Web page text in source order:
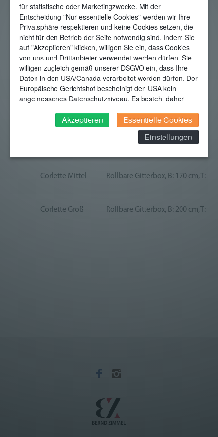
Lösung ist optimal für die dauerhafte Verwahrung ohne der
Notwendigkeit des 24-Stunden-Zutrittes. Nach
Terminabsprache ist der Zugang möglich, da die
Aufbewahrung in einem - nur für uns - zugänglichen Bereich
erfolgt. Achtung! Im Preis inbegriffen ist nur die einmalige
Ein- und Auslagerung!
Mietsache Beschreibung
Rollbare Gitterbox, B: 120 cm, T:
Corlette Mittel Rollbare Gitterbox, B: 170 cm, T:
Corlette Groß Rollbare Gitterbox, B: 200 cm, T:
für statistische oder Marketingzwecke. Mit der
Entscheidung "Nur essentielle Cookies" werden wir Ihre
Privatsphäre respektieren und keine Cookies setzen, die
nicht für den Betrieb der Seite notwendig sind. Indem Sie
auf "Akzeptieren" klicken, willigen Sie ein, dass Cookies
von uns und Drittanbieter verwendet werden dürfen. Sie
willigen zugleich gemäß unserer DSGVO ein, dass Ihre
Daten in den USA/Canada verarbeitet werden dürfen. Der
Europäische Gerichtshof bescheinigt den USA kein
angemessenes Datenschutzniveau. Es besteht daher
Behörden, zu Kontroll- und zu Überwachungszwecken,
verarbeitet werden und dagegen keine wirksamen
Rechtsbehelfe erhoben werden können. Zudem finden
Ihre Einwilligung widerrufen und Widerspruch ausüben.
Weitere Infomationen finden Sie hier:
Datenschutzerklärung
Akzeptieren
Essentielle Cookies
Einstellungen